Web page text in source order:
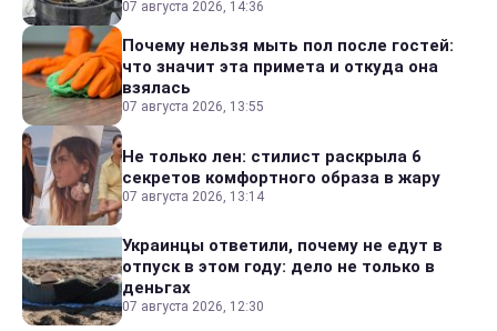
07 августа 2026, 14:36
Почему нельзя мыть пол после гостей:
что значит эта примета и откуда она
взялась
07 августа 2026, 13:55
Не только лен: стилист раскрыла 6
секретов комфортного образа в жару
07 августа 2026, 13:14
Украинцы ответили, почему не едут в
отпуск в этом году: дело не только в
деньгах
07 августа 2026, 12:30